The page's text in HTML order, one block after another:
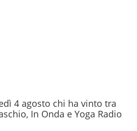
4 agosto chi ha vinto tra
In Onda e Yoga Radio